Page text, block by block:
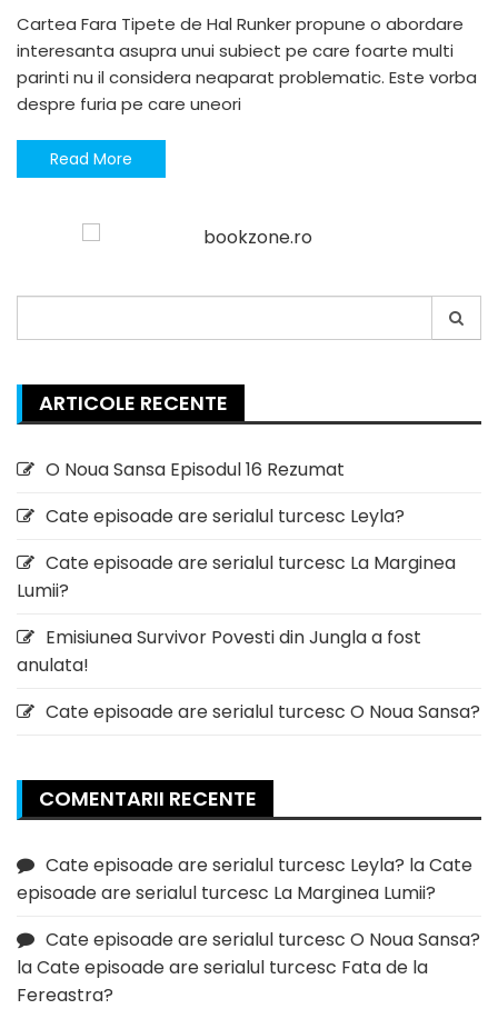
Cartea Fara Tipete de Hal Runker propune o abordare
interesanta asupra unui subiect pe care foarte multi
parinti nu il considera neaparat problematic. Este vorba
despre furia pe care uneori
Read More
for:
ARTICOLE RECENTE
O Noua Sansa Episodul 16 Rezumat
Cate episoade are serialul turcesc Leyla?
Cate episoade are serialul turcesc La Marginea
Lumii?
Emisiunea Survivor Povesti din Jungla a fost
anulata!
Cate episoade are serialul turcesc O Noua Sansa?
COMENTARII RECENTE
Cate episoade are serialul turcesc Leyla? laCate
episoade are serialul turcesc La Marginea Lumii?
Cate episoade are serialul turcesc O Noua Sansa?
laCate episoade are serialul turcesc Fata de la
Fereastra?